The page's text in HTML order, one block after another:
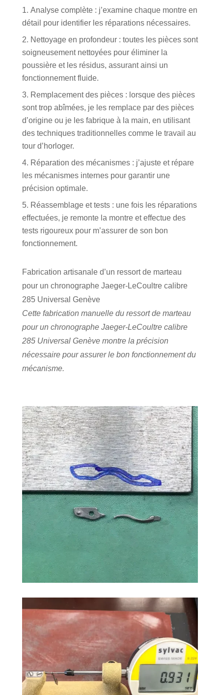
Analyse complète: j’examine chaque montre en
détail pour identifier les réparations nécessaires.
Nettoyage en profondeur: toutes les pièces sont
soigneusement nettoyées pour éliminer la
poussière et les résidus, assurant ainsi un
fonctionnement fluide.
Remplacement des pièces: lorsque des pièces
sont trop abîmées, je les remplace par des pièces
d’origine ou je les fabrique à la main, en utilisant
des techniques traditionnelles comme le travail au
tour d’horloger.
Réparation des mécanismes: j’ajuste et répare
les mécanismes internes pour garantir une
précision optimale.
Réassemblage et tests: une fois les réparations
effectuées, je remonte la montre et effectue des
tests rigoureux pour m’assurer de son bon
fonctionnement.
Fabrication artisanale d’un ressort de marteau
pour un chronographe Jaeger-LeCoultre calibre
285 Universal Genève
Cette fabrication manuelle du ressort de marteau
pour un chronographe Jaeger-LeCoultre calibre
285 Universal Genève montre la précision
nécessaire pour assurer le bon fonctionnement du
mécanisme.